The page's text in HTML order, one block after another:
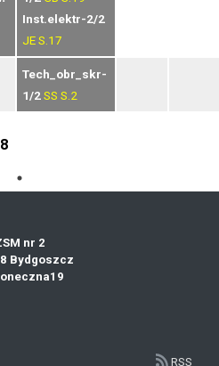
Inst.elektr-2/2
JES.17
Tech_obr_skr-
1/2SS S.2
nr 2
Bydgoszcz
RSS